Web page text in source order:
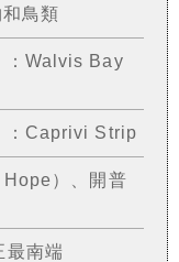
鳥類
：Walvis Bay
：Caprivi Strip
）、開普
最南端